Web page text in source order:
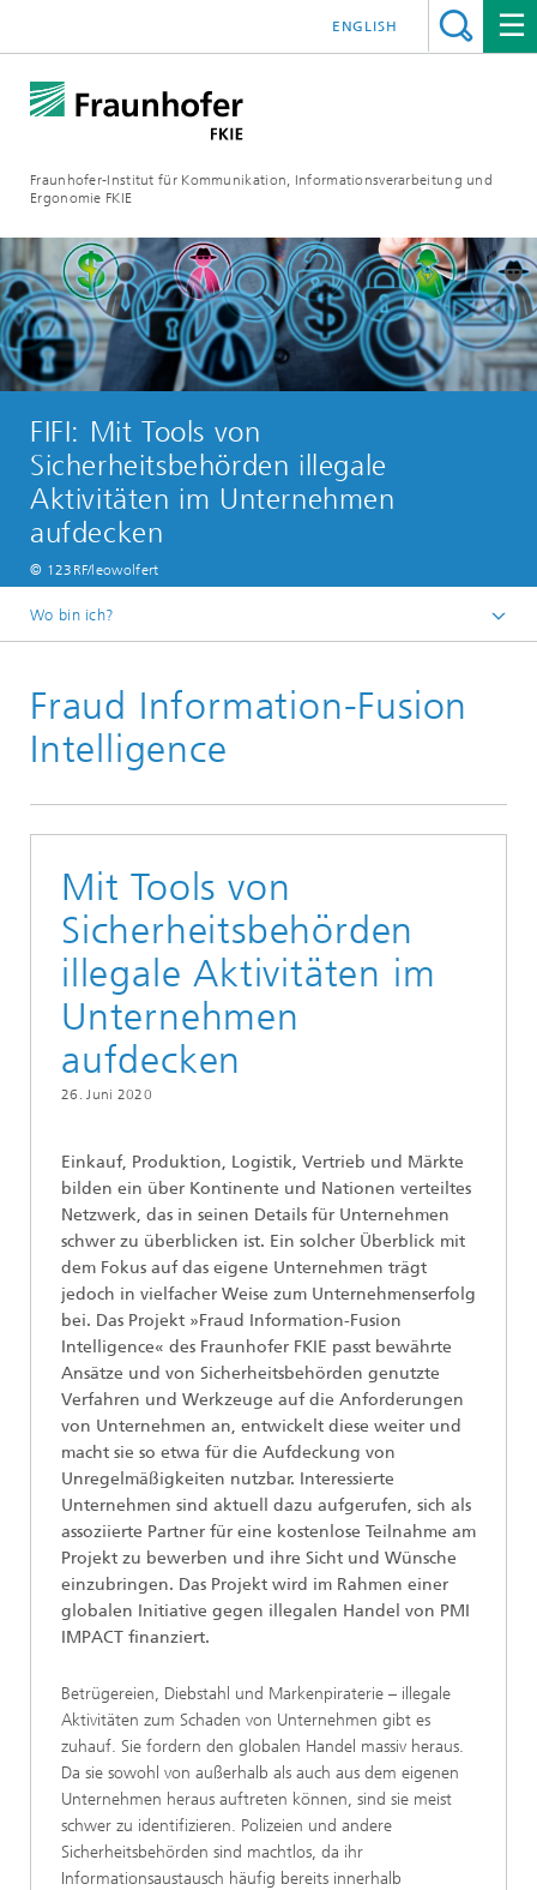
Fraunhofer-Institut für Kommunikation, Informationsverarbeitung und
Ergonomie FKIE
ENGLISH
FIFI: Mit Tools von
Sicherheitsbehörden illegale
Aktivitäten im Unternehmen
aufdecken
© 123RF/leowolfert
Wo bin ich?
Newsroom
Presse
Fraud Information-Fusion
Intelligence
Mit Tools von
Sicherheitsbehörden
illegale Aktivitäten im
Unternehmen
aufdecken
26. Juni 2020
Einkauf, Produktion, Logistik, Vertrieb und Märkte
bilden ein über Kontinente und Nationen verteiltes
Netzwerk, das in seinen Details für Unternehmen
schwer zu überblicken ist. Ein solcher Überblick mit
dem Fokus auf das eigene Unternehmen trägt
jedoch in vielfacher Weise zum Unternehmenserfolg
bei. Das Projekt »Fraud Information-Fusion
Intelligence« des Fraunhofer FKIE passt bewährte
Ansätze und von Sicherheitsbehörden genutzte
Verfahren und Werkzeuge auf die Anforderungen
von Unternehmen an, entwickelt diese weiter und
macht sie so etwa für die Aufdeckung von
Unregelmäßigkeiten nutzbar. Interessierte
Unternehmen sind aktuell dazu aufgerufen, sich als
assoziierte Partner für eine kostenlose Teilnahme am
Projekt zu bewerben und ihre Sicht und Wünsche
einzubringen. Das Projekt wird im Rahmen einer
globalen Initiative gegen illegalen Handel von PMI
IMPACT finanziert.
Betrügereien, Diebstahl und Markenpiraterie – illegale
Aktivitäten zum Schaden von Unternehmen gibt es
zuhauf. Sie fordern den globalen Handel massiv heraus.
Da sie sowohl von außerhalb als auch aus dem eigenen
Unternehmen heraus auftreten können, sind sie meist
schwer zu identifizieren. Polizeien und andere
Sicherheitsbehörden sind machtlos, da ihr
Informationsaustausch häufig bereits innerhalb